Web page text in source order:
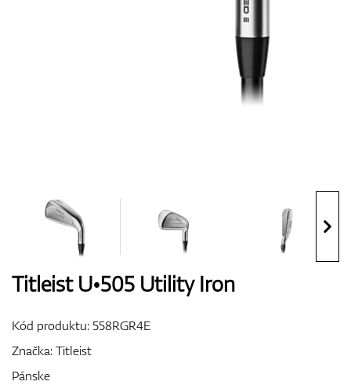
Bagy
Titleist U•505 Utility Iron
Kód produktu:558RGR4E
Značka:Titleist
Pánske